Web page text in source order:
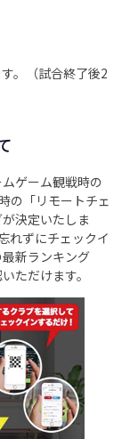
。（試合終了後2
ゲーム観戦時の
の「リモートチェ
決定いたしま
れずにチェックイ
新ランキング
ただけます。